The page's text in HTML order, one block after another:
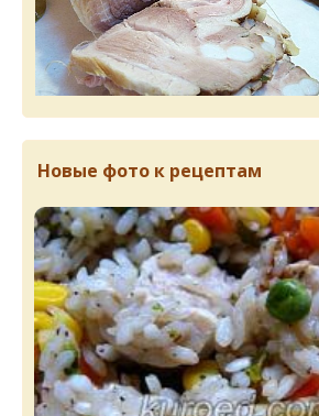
Новые фото к рецептам